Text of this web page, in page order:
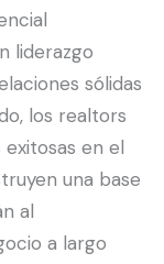
liderazgo
sólidas
los realtors
en el
una base
al
a largo